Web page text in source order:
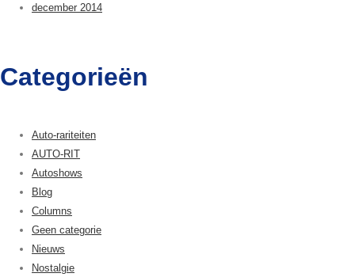
december 2014
Categorieën
Auto-rariteiten
AUTO-RIT
Autoshows
Blog
Columns
Geen categorie
Nieuws
Nostalgie